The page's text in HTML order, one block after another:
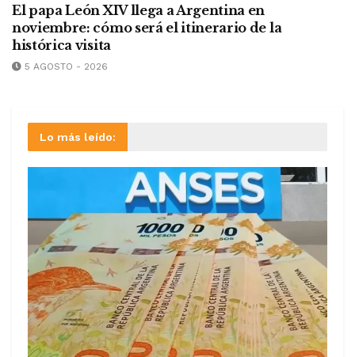
El papa León XIV llega a Argentina en
noviembre: cómo será el itinerario de la
histórica visita
5 AGOSTO - 2026
Lo más leído: